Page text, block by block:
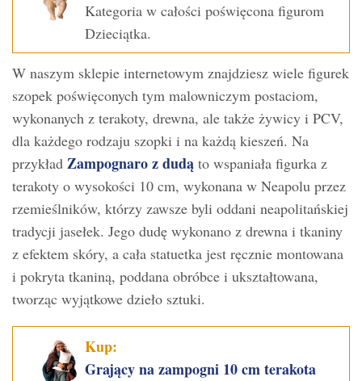
Kategoria w całości poświęcona figurom
Dzieciątka.
W naszym sklepie internetowym znajdziesz wiele figurek
szopek poświęconych tym malowniczym postaciom,
wykonanych z terakoty, drewna, ale także żywicy i PCV,
dla każdego rodzaju szopki i na każdą kieszeń. Na
przykład Zampognaro z dudą to wspaniała figurka z
terakoty o wysokości 10 cm, wykonana w Neapolu przez
rzemieślników, którzy zawsze byli oddani neapolitańskiej
tradycji jasełek. Jego dudę wykonano z drewna i tkaniny
z efektem skóry, a cała statuetka jest ręcznie montowana
i pokryta tkaniną, poddana obróbce i ukształtowana,
tworząc wyjątkowe dzieło sztuki.
Kup:
Grający na zampogni 10 cm terakota